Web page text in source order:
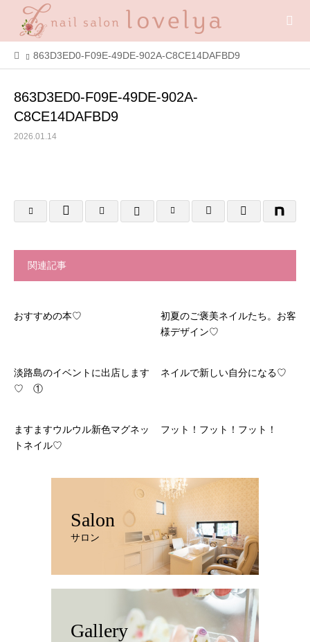
863D3ED0-F09E-49DE-902A-C8CE14DAFBD9
863D3ED0-F09E-49DE-902A-
C8CE14DAFBD9
2026.01.14
関連記事
おすすめの本♡
初夏のご褒美ネイルたち。お客
様デザイン♡
淡路島のイベントに出店します
♡ ①
ネイルで新しい自分になる♡
ますますウルウル新色マグネッ
トネイル♡
フット！フット！フット！
Salon
サロン
Gallery